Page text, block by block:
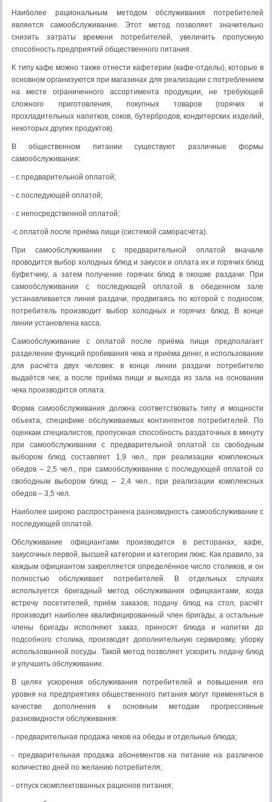
Наиболее рациональным методом обслуживания потребителей
является самообслуживание. Этот метод позволяет значительно
снизить затраты времени потребителей, увеличить пропускную
способность предприятий общественного питания.
К типу кафе можно также отнести кафетерии (кафе-отделы), которые в
основном организуются при магазинах для реализации с потреблением
на месте ограниченного ассортимента продукции, не требующей
сложного приготовления, покупных товаров (горячих и
прохладительных напитков, соков, бутербродов, кондитерских изделий,
некоторых других продуктов).
В общественном питании существуют различные формы
самообслуживания:
- с предварительной оплатой;
- с последующей оплатой;
- с непосредственной оплатой;
-с оплатой после приёма пищи (системой саморасчёта).
При самообслуживании с предварительной оплатой вначале
проводится выбор холодных блюд и закусок и оплата их и горячих блюд
буфетчику, а затем получение горячих блюд в окошке раздачи. При
самообслуживании с последующей оплатой в обеденном зале
устанавливается линия раздачи, продвигаясь по которой с подносом,
потребитель производит выбор холодных и горячих блюд. В конце
линии установлена касса.
Самообслуживание с оплатой после приёма пищи предполагает
разделение функций пробивания чека и приёма денег, и использование
для расчёта двух человек: в конце линии раздачи потребителю
выдаётся чек, а после приёма пищи и выхода из зала на основании
чека производится оплата.
Форма самообслуживания должна соответствовать типу и мощности
объекта, специфике обслуживаемых контингентов потребителей. По
оценкам специалистов, пропускная способность раздаточных в минуту
при самообслуживании с предварительной оплатой со свободным
выбором блюд составляет 1,9 чел., при реализации комплексных
обедов – 2,5 чел., при самообслуживании с последующей оплатой со
свободным выбором блюд – 2,4 чел., при реализации комплексных
обедов – 3,5 чел.
Наиболее широко распространена разновидность самообслуживание с
последующей оплатой.
Обслуживание официантами производится в ресторанах, кафе,
закусочных первой, высшей категории и категории люкс. Как правило, за
каждым официантом закрепляется определённое число столиков, и он
полностью обслуживает потребителей. В отдельных случаях
используется бригадный метод обслуживания официантами, когда
встречу посетителей, приём заказов, подачу блюд на стол, расчёт
производит наиболее квалифицированный член бригады, а остальные
члены бригады исполняют заказ, приносят блюда и напитки до
подсобного столика, производят дополнительную сервировку, уборку
использованной посуды. Такой метод позволяет ускорить подачу блюд
и улучшить обслуживание.
В целях ускорения обслуживания потребителей и повышения его
уровня на предприятиях общественного питания могут применяться в
качестве дополнения к основным методам прогрессивные
разновидности обслуживания:
- предварительная продажа чеков на обеды и отдельные блюда;
- предварительная продажа абонементов на питание на различное
количество дней по желанию потребителя;
- отпуск скомплектованных рационов питания;